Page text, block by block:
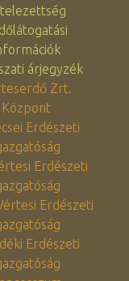
árjegyzék
Zrt.
Központ
Erdészeti
Erdészeti
Erdészeti
Erdészeti